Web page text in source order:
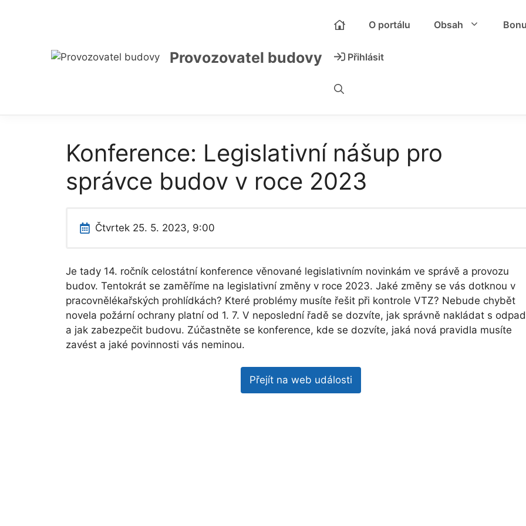
Provozovatel budovy
O portálu Obsah
Přihlásit
Konference: Legislativní nášup pro
správce budov v roce 2023
Čtvrtek 25. 5. 2023, 9:00
Je tady 14. ročník celostátní konference věnované legislativním novinkám ve správě a provozu
budov. Tentokrát se zaměříme na legislativní změny v roce 2023. Jaké změny se vás dotknou v
pracovnělékařských prohlídkách? Které problémy musíte řešit při kontrole VTZ? Nebude chybět
novela požární ochrany platní od 1. 7. V neposlední řadě se dozvíte, jak správně nakládat s
a jak zabezpečit budovu. Zúčastněte se konference, kde se dozvíte, jaká nová pravidla musíte
zavést a jaké povinnosti vás neminou.
Přejít na web události